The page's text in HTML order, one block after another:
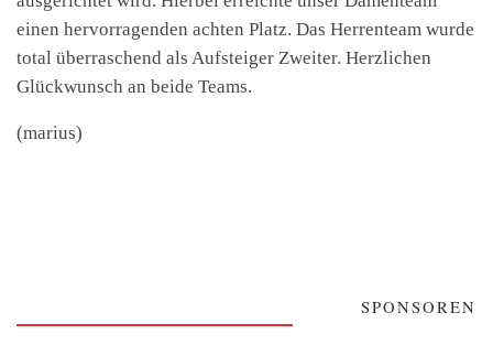
einen hervorragenden achten Platz. Das Herrenteam wurde
total überraschend als Aufsteiger Zweiter. Herzlichen
Glückwunsch an beide Teams.
(marius)
SPONSOREN